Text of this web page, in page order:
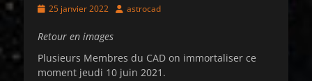
Posted
25 janvier 2022 Author
astrocad
Retour en images
Plusieurs Membres du CAD on immortaliser ce
moment jeudi 10 juin 2021.